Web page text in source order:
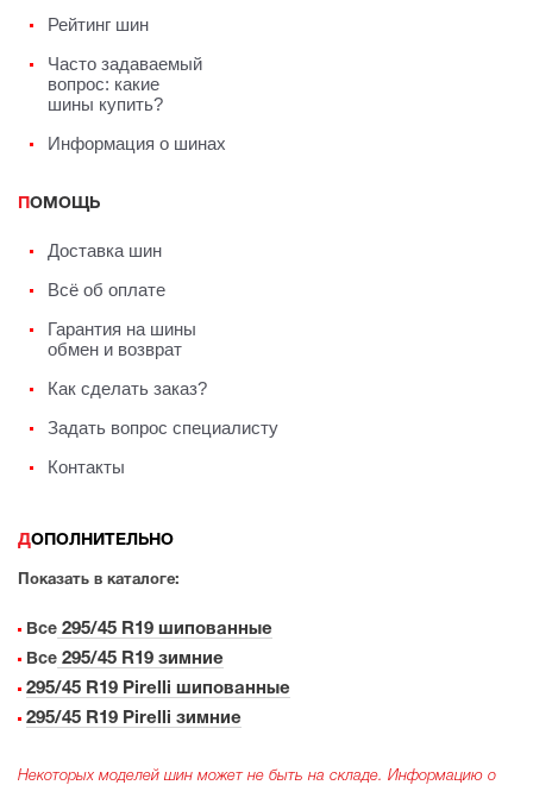
Рейтинг шин
Часто задаваемый
вопрос: какие
шины купить?
Информация о шинах
ПОМОЩЬ
Доставка шин
Всё об оплате
Гарантия на шины
обмен и возврат
Как сделать заказ?
Задать вопрос специалисту
Контакты
ДОПОЛНИТЕЛЬНО
Показать в каталоге:
Все 295/45 R19 шипованные
Все 295/45 R19 зимние
295/45 R19 Pirelli шипованные
295/45 R19 Pirelli зимние
Некоторых моделей шин может не быть на складе. Информацию о